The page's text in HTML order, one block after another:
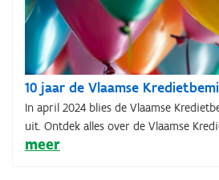
10 jaar de Vlaamse
In april 2024 blies de Vlaamse
uit. Ontdek alles over de Vlaamse
meer